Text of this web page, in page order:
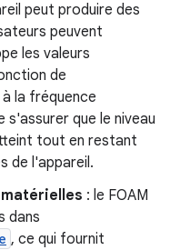
peut produire des
peuvent
les valeurs
de
la fréquence
que le niveau
tout en restant
de l'appareil.
: le FOAM
dans
, ce qui fournit